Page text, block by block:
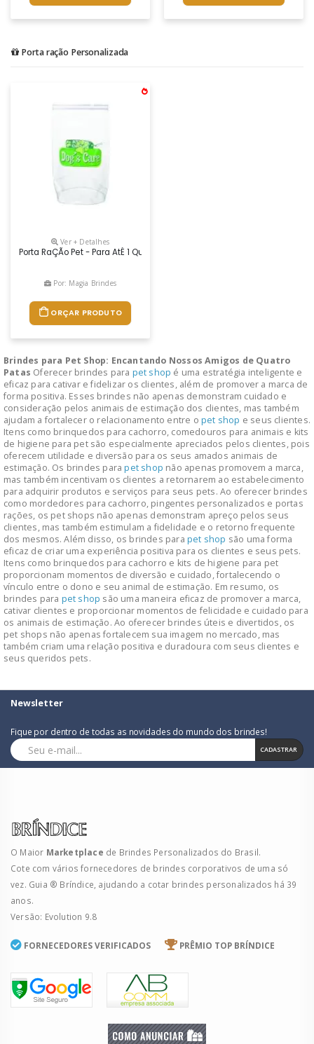
Porta ração Personalizada
Ver + Detalhes
Porta RaÇÃo Pet - Para AtÉ 1 Quilo, Com Zip Zap
Por: Magia Brindes
ORÇAR PRODUTO
Brindes para Pet Shop: Encantando Nossos Amigos de Quatro
Patas Oferecer brindes para pet shop é uma estratégia inteligente e
eficaz para cativar e fidelizar os clientes, além de promover a marca de
forma positiva. Esses brindes não apenas demonstram cuidado e
consideração pelos animais de estimação dos clientes, mas também
ajudam a fortalecer o relacionamento entre o pet shop e seus clientes.
Itens como brinquedos para cachorro, comedouros para animais e kits
de higiene para pet são especialmente apreciados pelos clientes, pois
oferecem utilidade e diversão para os seus amados animais de
estimação. Os brindes parapet shop não apenas promovem a marca,
mas também incentivam os clientes a retornarem ao estabelecimento
para adquirir produtos e serviços para seus pets. Ao oferecer brindes
como mordedores para cachorro, pingentes personalizados e portas
rações, os pet shops não apenas demonstram apreço pelos seus
clientes, mas também estimulam a fidelidade e o retorno frequente
dos mesmos. Além disso, os brindes para pet shop são uma forma
eficaz de criar uma experiência positiva para os clientes e seus pets.
Itens como brinquedos para cachorro e kits de higiene para pet
proporcionam momentos de diversão e cuidado, fortalecendo o
vínculo entre o dono e seu animal de estimação. Em resumo, os
brindes para pet shop são uma maneira eficaz de promover a marca,
cativar clientes e proporcionar momentos de felicidade e cuidado para
os animais de estimação. Ao oferecer brindes úteis e divertidos, os
pet shops não apenas fortalecem sua imagem no mercado, mas
também criam uma relação positiva e duradoura com seus clientes e
seus queridos pets.
Newsletter
Fique por dentro de todas as novidades do mundo dos brindes!
CADASTRAR
O Maior Marketplace de Brindes Personalizados do Brasil.
Cote com vários fornecedores de brindes corporativos de uma só
vez. Guia ® Bríndice, ajudando a cotar brindes personalizados há 39
anos.
Versão: Evolution 9.8
FORNECEDORES VERIFICADOS PRÊMIO TOP BRÍNDICE